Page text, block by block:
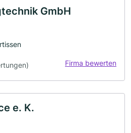
GmbH
Firma bewerten
e. K.